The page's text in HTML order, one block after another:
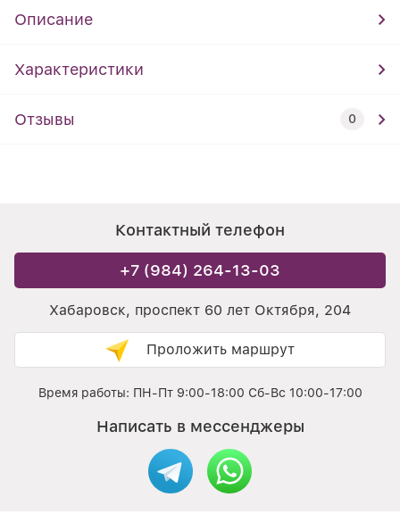
Описание
Характеристики
Отзывы 0
Контактный телефон
+7 (984) 264-13-03
Хабаровск, проспект 60 лет Октября, 204
Проложить маршрут
Время работы: ПН-Пт 9:00-18:00 Сб-Вс 10:00-17:00
Написать в мессенджеры